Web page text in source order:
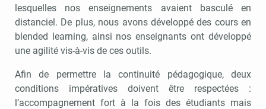
lesquelles nos enseignements avaient basculé en
distanciel. De plus, nous avons développé des cours en
blended learning, ainsi nos enseignants ont développé
une agilité vis-à-vis de ces outils.
Afin de permettre la continuité pédagogique, deux
conditions impératives doivent être respectées :
l’accompagnement fort à la fois des étudiants mais